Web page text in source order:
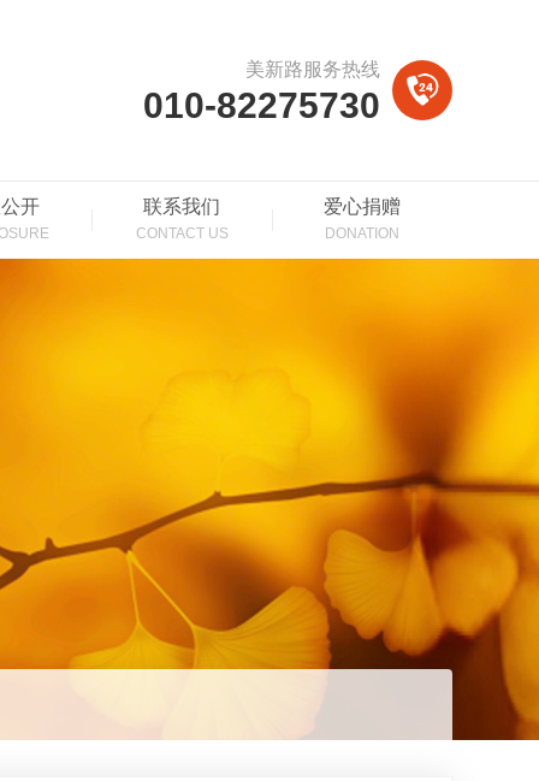
美新路服务热线
010-82275730
开 联系我们
CONTACT US
爱心捐赠
DONATION